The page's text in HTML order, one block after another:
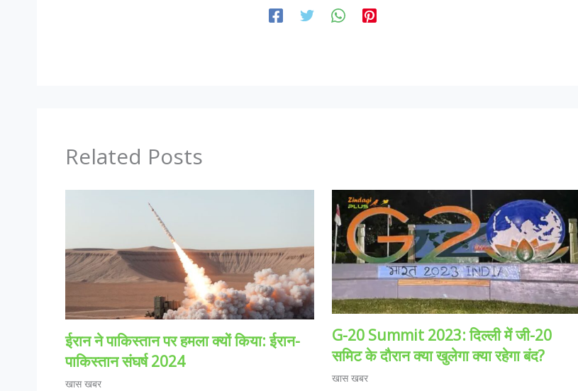
Related Posts
ईरान ने पाकिस्तान पर हमला क्यों किया: ईरान-
पाकिस्तान संघर्ष 2024
खास खबर
G-20 Summit 2023: दिल्ली में जी-20
समिट के दौरान क्या खुलेगा क्या रहेगा बंद?
खास खबर